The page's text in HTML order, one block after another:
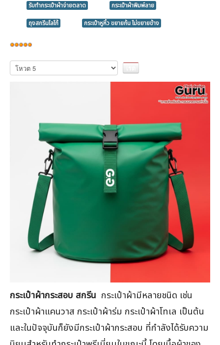
รับทำกระเป๋าผ้าจ่ายตลาด
กระเป๋าผ้าพิมพ์ลาย
ถุงสกรีนโลโก้
กระเป๋าหูหิ้ว ขยายก้น ไม่ขยายข้าง
ให้
เรต
สมาชิก:5/5
กรุณา
ให้
กระเป๋าผ้ากระสอบ สกรีน กระเป๋าผ้ามีหลายชนิด เช่น
กระเป๋าผ้าแคนวาส กระเป๋าผ้าร่ม กระเป๋าผ้าโทเล เป็นต้น
และในปัจจุบันก็ยังมีกระเป๋าผ้ากระสอบ ที่กำลังได้รับความ